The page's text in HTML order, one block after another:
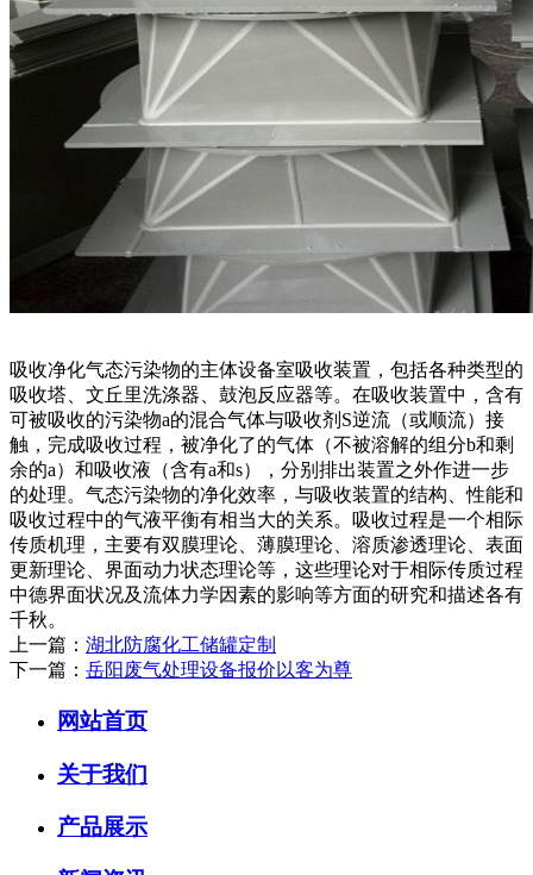
吸收净化气态污染物的主体设备室吸收装置，包括各种类型的
吸收塔、文丘里洗涤器、鼓泡反应器等。在吸收装置中，含有
可被吸收的污染物a的混合气体与吸收剂S逆流（或顺流）接
触，完成吸收过程，被净化了的气体（不被溶解的组分b和剩
余的a）和吸收液（含有a和s），分别排出装置之外作进一步
的处理。气态污染物的净化效率，与吸收装置的结构、性能和
吸收过程中的气液平衡有相当大的关系。吸收过程是一个相际
传质机理，主要有双膜理论、薄膜理论、溶质渗透理论、表面
更新理论、界面动力状态理论等，这些理论对于相际传质过程
中德界面状况及流体力学因素的影响等方面的研究和描述各有
千秋。
上一篇： 湖北防腐化工储罐定制
下一篇： 岳阳废气处理设备报价以客为尊
网站首页
关于我们
产品展示